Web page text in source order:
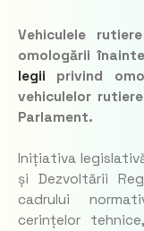
Vehiculele
omologării
legii privind
vehiculelor
Parlament.
Inițiativa
și Dezvoltării
cadrului
cerințelor